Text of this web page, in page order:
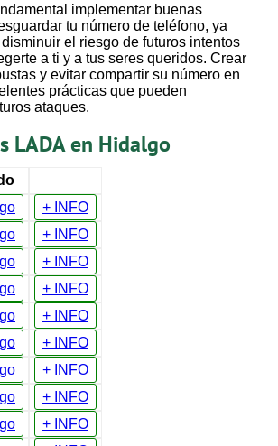
implementar buenas
tu número de teléfono, ya
el riesgo de futuros intentos
a ti y a tus seres queridos. Crear
y evitar compartir su número en
prácticas que pueden
ataques.
LADA en Hidalgo
+ INFO
+ INFO
+ INFO
+ INFO
+ INFO
+ INFO
+ INFO
+ INFO
+ INFO